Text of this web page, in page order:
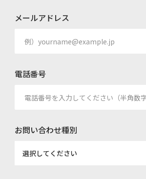
メールアドレス
電話番号
お問い合わせ種別
選択してください